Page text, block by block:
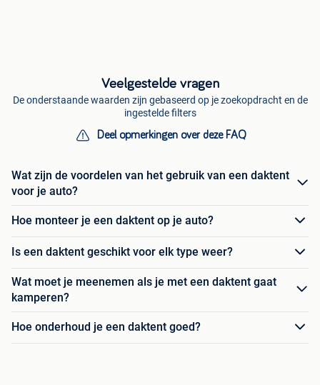
Veelgestelde vragen
De onderstaande waarden zijn gebaseerd op je zoekopdracht en de
ingestelde filters
Deel opmerkingen over deze FAQ
Wat zijn de voordelen van het gebruik van een daktent
voor je auto?
Hoe monteer je een daktent op je auto?
Is een daktent geschikt voor elk type weer?
Wat moet je meenemen als je met een daktent gaat
kamperen?
Hoe onderhoud je een daktent goed?